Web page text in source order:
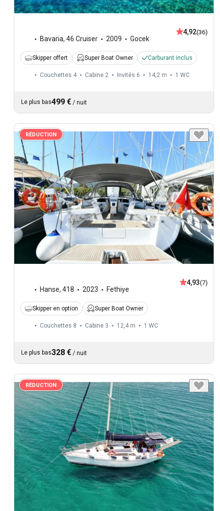
Bavaria, 46 Cruiser 2009 Gocek
4,92(36)
Skipper offert Super Boat Owner Carburant inclus
Couchettes 4 Cabine 2 Invités 6 14,2 m 1 WC
Le plus bas499 € / nuit
RÉDUCTION
Hanse, 418 2023 Fethiye
4,93(7)
Skipper en option Super Boat Owner
Couchettes 8 Cabine 3 12,4 m 1 WC
Le plus bas328 € / nuit
RÉDUCTION